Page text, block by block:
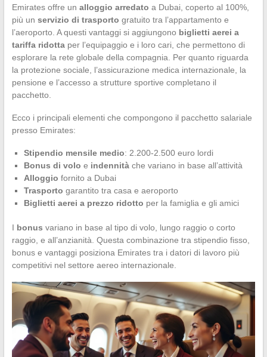
Emirates offre un alloggio arredato a Dubai, coperto al 100%,
più un servizio di trasporto gratuito tra l’appartamento e
l’aeroporto. A questi vantaggi si aggiungono biglietti aerei a
tariffa ridottaper l’equipaggio e i loro cari, che permettono di
esplorare la rete globale della compagnia. Per quanto riguarda
la protezione sociale, l’assicurazione medica internazionale, la
pensione e l’accesso a strutture sportive completano il
pacchetto.
Ecco i principali elementi che compongono il pacchetto salariale
presso Emirates:
Stipendio mensile medio: 2.200-2.500 euro lordi
Bonus di volo e indennitàche variano in base all’attività
Alloggio fornito a Dubai
Trasporto garantito tra casa e aeroporto
Biglietti aerei a prezzo ridotto per la famiglia e gli amici
I bonus variano in base al tipo di volo, lungo raggio o corto
raggio, e all’anzianità. Questa combinazione tra stipendio fisso,
bonus e vantaggi posiziona Emirates tra i datori di lavoro più
competitivi nel settore aereo internazionale.